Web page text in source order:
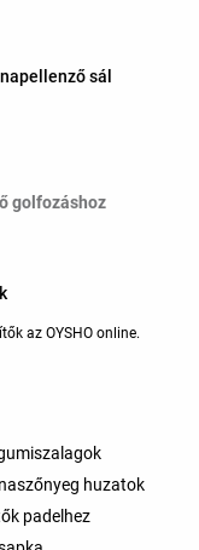
sál
golfozáshoz
az OYSHO online.
huzatok
padelhez